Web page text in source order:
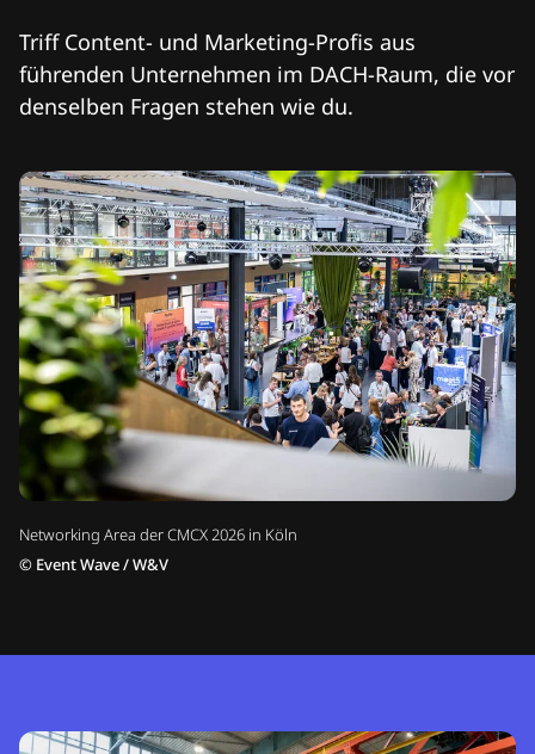
Networking Area der CMCX 2026 in Köln
© Event Wave / W&V
Triff Content- und Marketing-Profis aus
führenden Unternehmen im DACH-Raum, die vor
denselben Fragen stehen wie du.